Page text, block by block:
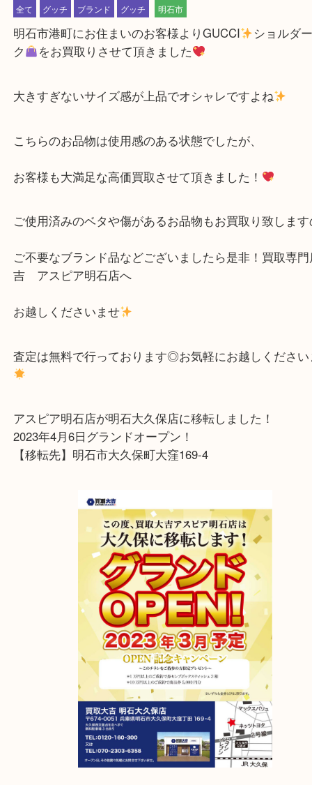
公開日:2022/11/21 最終更新日:2025/08/04
GUCCIのショルダーバックをお買取り致しました！
全て グッチ ブランド グッチ 明石市
ク をお買取りさせて頂きました
大きすぎないサイズ感が上品でオシャレですよね
こちらのお品物は使用感のある状態でしたが、
お客様も大満足な高価買取させて頂きました！
ご使用済みのベタや傷があるお品物もお買取り致し
ご不要なブランド品などございましたら是非！買取
吉 アスピア明石店へ
お越しくださいませ
査定は無料で行っております◎お気軽にお越しくだ
アスピア明石店が明石大久保店に移転しました！
2023年4月6日グランドオープン！
【移転先】明石市大久保町大窪169-4